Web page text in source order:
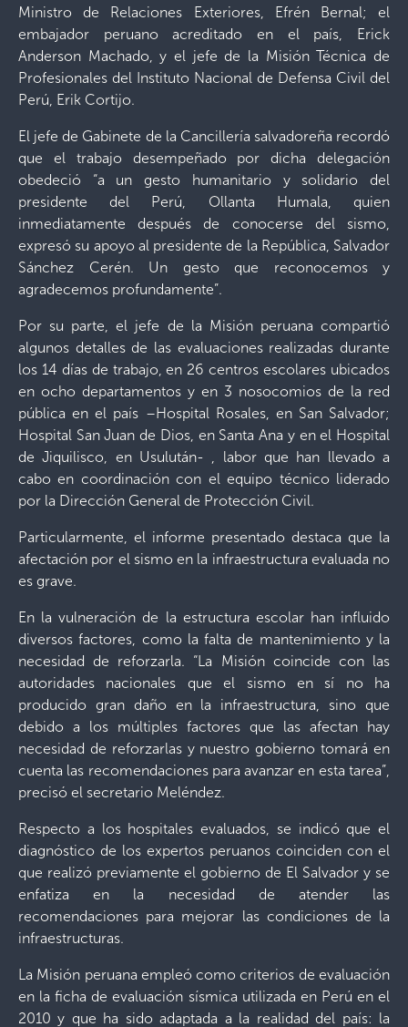
Ministro de Relaciones Exteriores, Efrén Bernal; el
embajador peruano acreditado en el país, Erick
Anderson Machado, y el jefe de la Misión Técnica de
Profesionales del Instituto Nacional de Defensa Civil del
Perú, Erik Cortijo.
El jefe de Gabinete de la Cancillería salvadoreña recordó
que el trabajo desempeñado por dicha delegación
obedeció “a un gesto humanitario y solidario del
presidente del Perú, Ollanta Humala, quien
inmediatamente después de conocerse del sismo,
expresó su apoyo al presidente de la República, Salvador
Sánchez Cerén. Un gesto que reconocemos y
agradecemos profundamente”.
Por su parte, el jefe de la Misión peruana compartió
algunos detalles de las evaluaciones realizadas durante
los 14 días de trabajo, en 26 centros escolares ubicados
en ocho departamentos y en 3 nosocomios de la red
pública en el país –Hospital Rosales, en San Salvador;
Hospital San Juan de Dios, en Santa Ana y en el Hospital
de Jiquilisco, en Usulután- , labor que han llevado a
cabo en coordinación con el equipo técnico liderado
por la Dirección General de Protección Civil.
Particularmente, el informe presentado destaca que la
afectación por el sismo en la infraestructura evaluada no
es grave.
En la vulneración de la estructura escolar han influido
diversos factores, como la falta de mantenimiento y la
necesidad de reforzarla. “La Misión coincide con las
autoridades nacionales que el sismo en sí no ha
producido gran daño en la infraestructura, sino que
debido a los múltiples factores que las afectan hay
necesidad de reforzarlas y nuestro gobierno tomará en
cuenta las recomendaciones para avanzar en esta tarea”,
precisó el secretario Meléndez.
Respecto a los hospitales evaluados, se indicó que el
diagnóstico de los expertos peruanos coinciden con el
que realizó previamente el gobierno de El Salvador y se
enfatiza en la necesidad de atender las
recomendaciones para mejorar las condiciones de la
infraestructuras.
La Misión peruana empleó como criterios de evaluación
en la ficha de evaluación sísmica utilizada en Perú en el
2010 y que ha sido adaptada a la realidad del país: la